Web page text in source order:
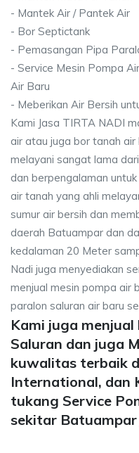
- Mantek Air / Pantek Air
- Bor Septictank
- Pemasangan Pipa
- Service Mesin Pompa
Air Baru
- Meberikan Air Bersih
Kami Jasa TIRTA NADI
air atau juga bor tanah air
melayani sangat lama
dan berpengalaman
air tanah yang ahli
sumur air bersih dan
daerah Batuampar dan
kedalaman 20 Meter
Nadi juga menyediakan
menjual mesin pompa air
paralon saluran air baru
Kami juga
Saluran dan juga
kuwalitas terbaik
International, dan
tukang Service
sekitar